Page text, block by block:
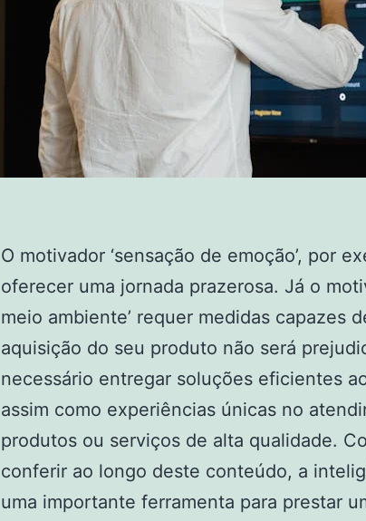
O motivador ‘sensação de emoção’, por
oferecer uma jornada prazerosa. Já o
meio ambiente’ requer medidas capazes
aquisição do seu produto não será
necessário entregar soluções eficientes
assim como experiências únicas no
produtos ou serviços de alta qualidade.
conferir ao longo deste conteúdo, a
uma importante ferramenta para prestar